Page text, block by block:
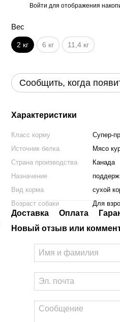
Войти для отображения
Вес
2 кг 6 кг 11,4 кг
Сообщить, когда
Характеристики
Класс корму
Супер-
Источник белка
Мясо
Страна производства
Канада
Назначение
Вид корма
сухой
Возраст собаки
Для
Доставка Оплата
Новый отзыв или